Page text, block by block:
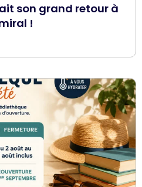
son grand retour à
!